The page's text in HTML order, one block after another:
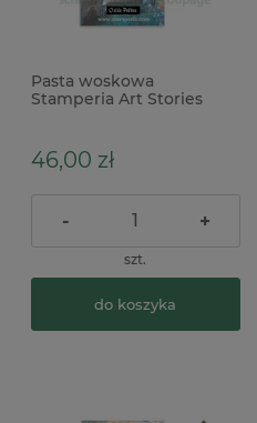
Pasta woskowa
Stamperia Art Stories
turkusowa
46,00 zł
- +
szt.
do koszyka